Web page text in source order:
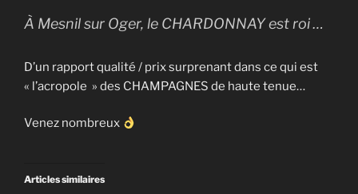
À Mesnil sur Oger, le CHARDONNAY est roi …
D’un rapport qualité / prix surprenant dans ce qui est
« l’acropole » des CHAMPAGNES de haute tenue…
Venez nombreux
Articles similaires